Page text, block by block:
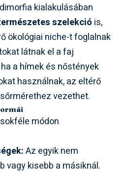
kialakulásában
szelekció is,
ökológiai niche-t foglalnak
látnak el a faj
a hímek és nőstények
használnak, az eltérő
vezethet.
módon
Az egyik nem
vagy kisebb a másiknál.